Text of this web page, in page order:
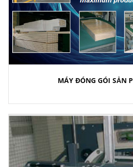
MÁY ĐÓNG GÓI SẢN